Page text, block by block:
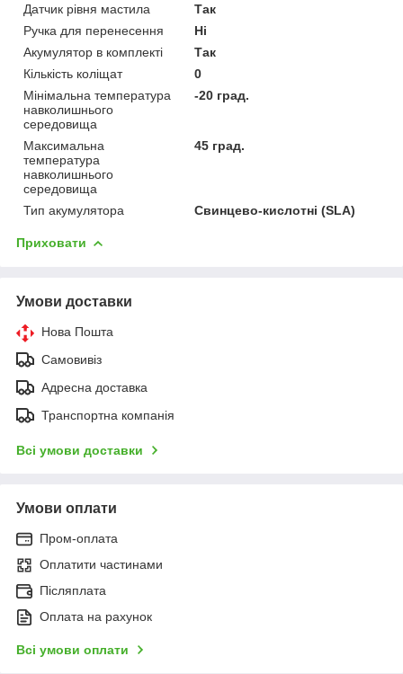
Датчик рівня мастила
Так
Ручка для перенесення
Ні
Акумулятор в комплекті
Так
Кількість коліщат
0
Мінімальна температура
навколишнього
середовища
-20 град.
Максимальна
температура
навколишнього
середовища
45 град.
Тип акумулятора Свинцево-кислотні (SLA)
Приховати
Умови доставки
Нова Пошта
Самовивіз
Адресна доставка
Транспортна компанія
Всі умови доставки
Умови оплати
Пром-оплата
Оплатити частинами
Післяплата
Оплата на рахунок
Всі умови оплати